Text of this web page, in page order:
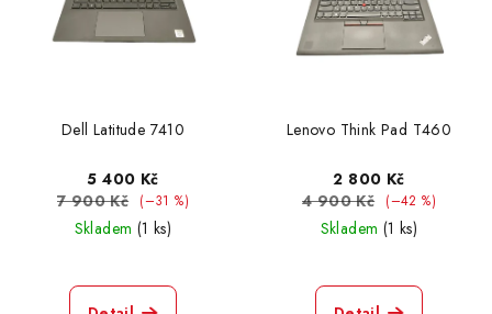
Dell Latitude 7410
5 400 Kč
7 900 Kč
(–31 %)
Skladem (1 ks)
Lenovo Think Pad T460
2 800 Kč
4 900 Kč
(–42 %)
Skladem (1 ks)